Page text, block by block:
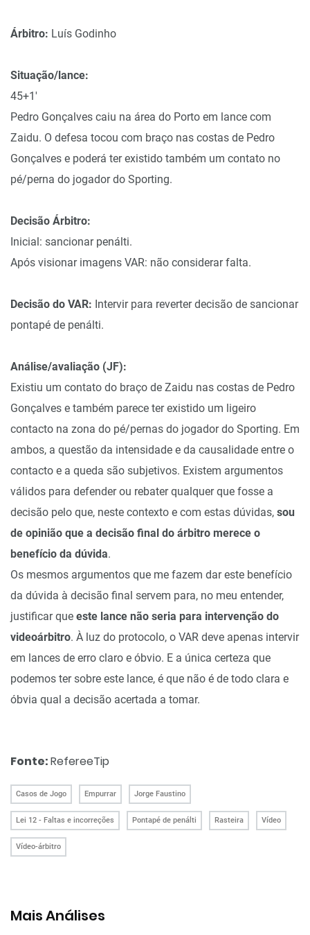
Árbitro: Luís Godinho
Situação/lance:
45+1′
Pedro Gonçalves caiu na área do Porto em lance com
Zaidu. O defesa tocou com braço nas costas de Pedro
Gonçalves e poderá ter existido também um contato no
pé/perna do jogador do Sporting.
Decisão Árbitro:
Inicial: sancionar penálti.
Após visionar imagens VAR: não considerar falta.
Decisão do VAR: Intervir para reverter decisão de sancionar
pontapé de penálti.
Análise/avaliação (JF):
Existiu um contato do braço de Zaidu nas costas de Pedro
Gonçalves e também parece ter existido um ligeiro
contacto na zona do pé/pernas do jogador do Sporting. Em
ambos, a questão da intensidade e da causalidade entre o
contacto e a queda são subjetivos. Existem argumentos
válidos para defender ou rebater qualquer que fosse a
decisão pelo que, neste contexto e com estas dúvidas, sou
de opinião que a decisão final do árbitro merece o
benefício da dúvida.
Os mesmos argumentos que me fazem dar este benefício
da dúvida à decisão final servem para, no meu entender,
justificar que este lance não seria para intervenção do
videoárbitro. À luz do protocolo, o VAR deve apenas intervir
em lances de erro claro e óbvio. E a única certeza que
podemos ter sobre este lance, é que não é de todo clara e
óbvia qual a decisão acertada a tomar.
Fonte:RefereeTip
Casos de Jogo Empurrar Jorge Faustino
Lei 12 - Faltas e incorreções Pontapé de penálti Rasteira Vídeo
Vídeo-árbitro
Mais Análises